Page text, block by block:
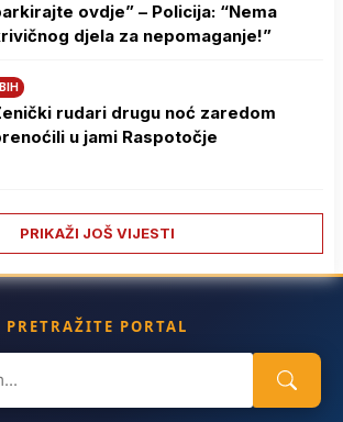
ovdje” – Policija: “Nema
djela za nepomaganje!”
rudari drugu noć zaredom
u jami Raspotočje
PRIKAŽI JOŠ VIJESTI
PRETRAŽITE PORTAL